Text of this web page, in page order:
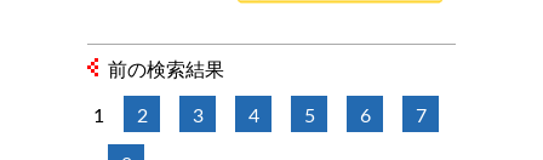
前の検索結果
1 2 3 4 5 6 7